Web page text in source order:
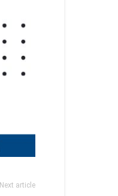
Next article